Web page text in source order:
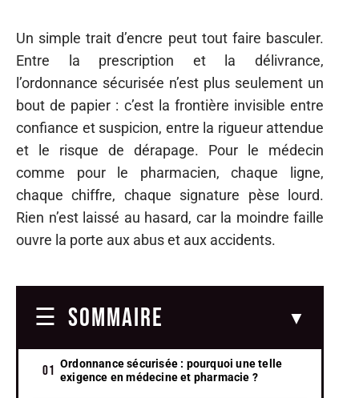
Un simple trait d’encre peut tout faire basculer.
Entre la prescription et la délivrance,
l’ordonnance sécurisée n’est plus seulement un
bout de papier : c’est la frontière invisible entre
confiance et suspicion, entre la rigueur attendue
et le risque de dérapage. Pour le médecin
comme pour le pharmacien, chaque ligne,
chaque chiffre, chaque signature pèse lourd.
Rien n’est laissé au hasard, car la moindre faille
ouvre la porte aux abus et aux accidents.
SOMMAIRE
Ordonnance sécurisée : pourquoi une telle
exigence en médecine et pharmacie ?